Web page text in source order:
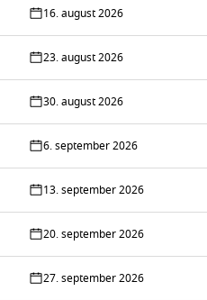
16. august 2026
23. august 2026
30. august 2026
6. september 2026
13. september 2026
20. september 2026
27. september 2026